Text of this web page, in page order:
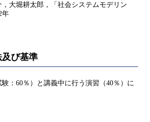
大堀耕太郎，「社会システムモデリン
年
び基準
：60％）と講義中に行う演習（40％）に